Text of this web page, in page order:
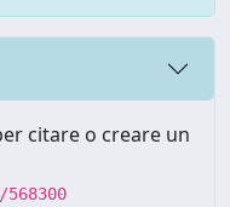
citare o creare un